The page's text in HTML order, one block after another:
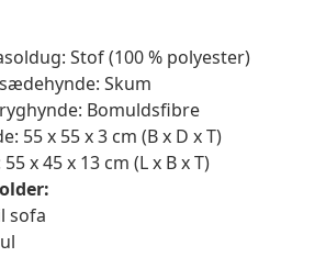
Stof (100 % polyester)
Skum
Bomuldsfibre
55 x 55 x 3 cm (B x D x T)
x 45 x 13 cm (L x B x T)
sofa